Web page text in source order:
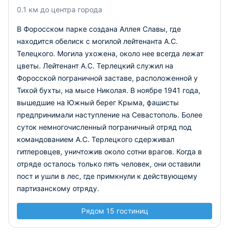
0.1 км до центра города
В Форосском парке создана Аллея Славы, где
находится обелиск с могилой лейтенанта А.С.
Телецкого. Могила ухожена, около нее всегда лежат
цветы. Лейтенант А.С. Терлецкий служил на
Форосской пограничной заставе, расположенной у
Тихой бухты, на мысе Николая. В ноябре 1941 года,
вышедшие на Южный берег Крыма, фашисты
предпринимали наступление на Севастополь. Более
суток немногочисленный пограничный отряд под
командованием А.С. Терлецкого сдерживал
гитлеровцев, уничтожив около сотни врагов. Когда в
отряде осталось только пять человек, они оставили
пост и ушли в лес, где примкнули к действующему
партизанскому отряду.
Рядом 15 гостиниц